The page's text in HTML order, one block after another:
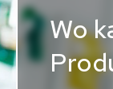
Wo